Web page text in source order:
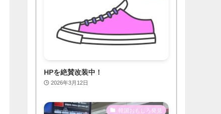
HPを絶賛改装中！
2026年3月12日
韓国おもしろ発見